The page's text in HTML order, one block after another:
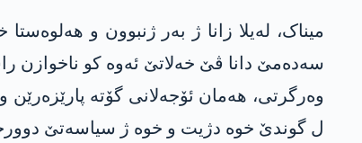
میناک، لەیلا زانا ژ بەر ژنبوون و
وەرگرتی، ھەمان ئۆجەلانی گۆتە
ل گوندێ خوە دژیت و خوە ژ سیاسەتێ